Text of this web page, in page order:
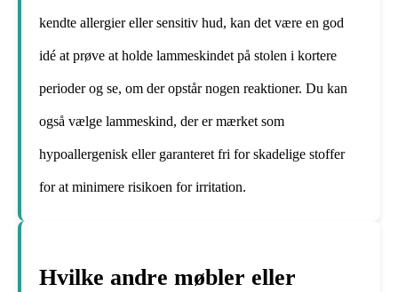
kendte allergier eller sensitiv hud, kan det være en god
idé at prøve at holde lammeskindet på stolen i kortere
perioder og se, om der opstår nogen reaktioner. Du kan
også vælge lammeskind, der er mærket som
hypoallergenisk eller garanteret fri for skadelige stoffer
for at minimere risikoen for irritation.
Hvilke andre møbler eller